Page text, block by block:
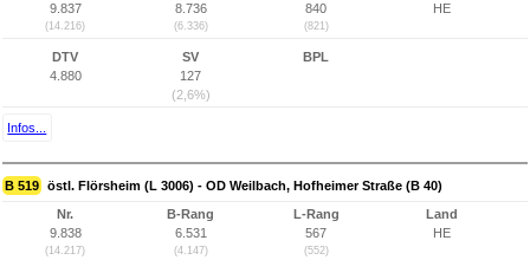
9.837
(14.216)
8.736
(6.336)
840
(821)
HE
DTV
4.880
SV
127
(2,6%)
BPL
Infos...
B 519 östl. Flörsheim (L 3006) - OD Weilbach, Hofheimer Straße (B 40)
Nr.
9.838
(14.217)
B-Rang
6.531
(4.147)
L-Rang
567
(552)
Land
HE